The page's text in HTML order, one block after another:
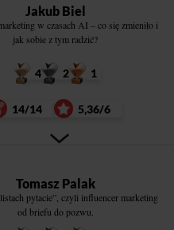
Jakub Biel
w czasach AI – co się zmieniło i
jak sobie z tym radzić?
4 2 1
14/14 5,36/6
Tomasz Palak
pytacie”, czyli influencer marketing
od briefu do pozwu.